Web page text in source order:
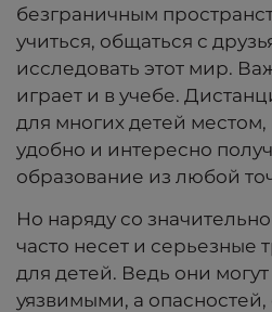
безграничным
учиться, общаться с
исследовать этот мир.
играет и в учебе.
для многих детей местом,
удобно и интересно
образование из любой
Но наряду со
часто несет и серьезные
для детей. Ведь они
уязвимыми, а